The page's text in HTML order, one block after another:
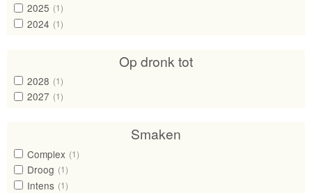
2025 (1)
2024 (1)
Op dronk tot
2028 (1)
2027 (1)
Smaken
Complex (1)
Droog (1)
Intens (1)